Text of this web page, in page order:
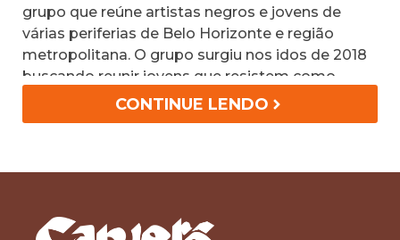
grupo que reúne artistas negros e jovens de
várias periferias de Belo Horizonte e região
metropolitana. O grupo surgiu nos idos de 2018
buscando reunir jovens que resistem como
negros, membros da comunidade LGBT e
artistas.
CONTINUE LENDO